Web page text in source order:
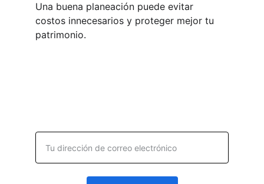
Una buena planeación puede evitar
costos innecesarios y proteger mejor tu
patrimonio.